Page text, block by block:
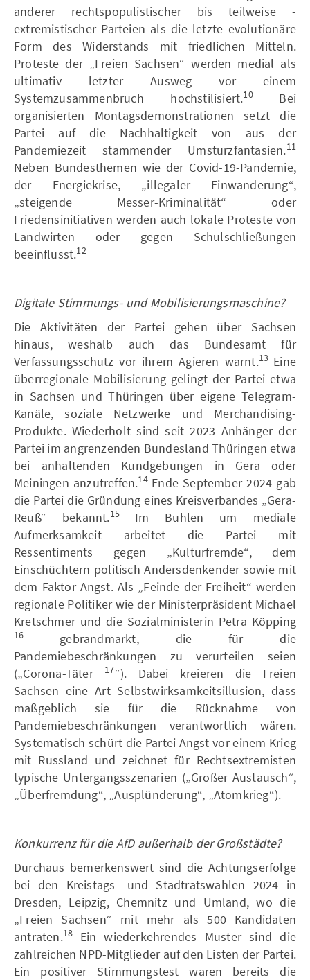
anderer rechtspopulistischer bis teilweise -
extremistischer Parteien als die letzte evolutionäre
Form des Widerstands mit friedlichen Mitteln.
Proteste der „Freien Sachsen“ werden medial als
ultimativ letzter Ausweg vor einem
Systemzusammenbruch hochstilisiert.10 Bei
organisierten Montagsdemonstrationen setzt die
Partei auf die Nachhaltigkeit von aus der
Pandemiezeit stammender Umsturzfantasien.11
Neben Bundesthemen wie der Covid-19-Pandemie,
der Energiekrise, „illegaler Einwanderung“,
„steigende Messer-Kriminalität“ oder
Friedensinitiativen werden auch lokale Proteste von
Landwirten oder gegen Schulschließungen
beeinflusst.12
Digitale Stimmungs- und Mobilisierungsmaschine?
Die Aktivitäten der Partei gehen über Sachsen
hinaus, weshalb auch das Bundesamt für
Verfassungsschutz vor ihrem Agieren warnt.13 Eine
überregionale Mobilisierung gelingt der Partei etwa
in Sachsen und Thüringen über eigene Telegram-
Kanäle, soziale Netzwerke und Merchandising-
Produkte. Wiederholt sind seit 2023 Anhänger der
Partei im angrenzenden Bundesland Thüringen etwa
bei anhaltenden Kundgebungen in Gera oder
Meiningen anzutreffen.14 Ende September 2024 gab
die Partei die Gründung eines Kreisverbandes „Gera-
Reuß“ bekannt.15 Im Buhlen um mediale
Aufmerksamkeit arbeitet die Partei mit
Ressentiments gegen „Kulturfremde“, dem
Einschüchtern politisch Andersdenkender sowie mit
dem Faktor Angst. Als „Feinde der Freiheit“ werden
regionale Politiker wie der Ministerpräsident Michael
Kretschmer und die Sozialministerin Petra Köpping
16 gebrandmarkt, die für die
Pandemiebeschränkungen zu verurteilen seien
(„Corona-Täter
17“). Dabei kreieren die Freien
Sachsen eine Art Selbstwirksamkeitsillusion, dass
maßgeblich sie für die Rücknahme von
Pandemiebeschränkungen verantwortlich wären.
Systematisch schürt die Partei Angst vor einem Krieg
mit Russland und zeichnet für Rechtsextremisten
typische Untergangsszenarien („Großer Austausch“,
„Überfremdung“, „Ausplünderung“, „Atomkrieg“).
Konkurrenz für die AfD außerhalb der Großstädte?
Durchaus bemerkenswert sind die Achtungserfolge
bei den Kreistags- und Stadtratswahlen 2024 in
Dresden, Leipzig, Chemnitz und Umland, wo die
„Freien Sachsen“ mit mehr als 500 Kandidaten
antraten.18 Ein wiederkehrendes Muster sind die
zahlreichen NPD-Mitglieder auf den Listen der Partei.
Ein positiver Stimmungstest waren bereits die